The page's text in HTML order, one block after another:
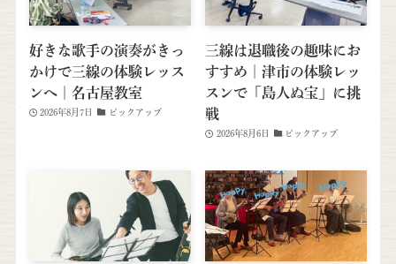
好きな歌手の演奏がきっ
かけで三線の体験レッス
ンへ｜名古屋教室
2026年8月7日 ピックアップ
三線は退職後の趣味にお
すすめ｜津市の体験レッ
スンで「島人ぬ宝」に挑
戦
2026年8月6日 ピックアップ